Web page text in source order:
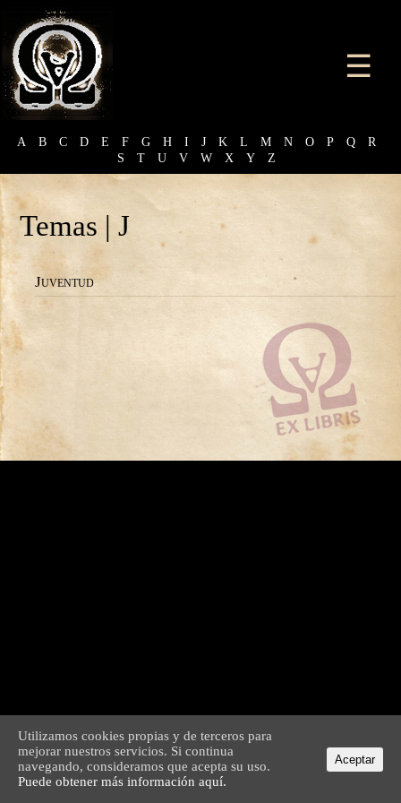
☰
A B C D E F G H I J K L M N O P Q
R
S
T U V W X Y Z
Temas | J
Juventud
Utilizamos cookies propias y de terceros para
mejorar nuestros servicios. Si continua
navegando, consideramos que acepta su uso.
Puede obtener más información aquí.
Aceptar